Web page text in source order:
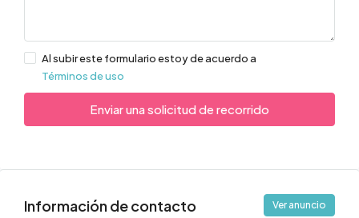
Al subir este formulario estoy de acuerdo a
Términos de uso
Enviar una solicitud de recorrido
Información de contacto Ver anuncio